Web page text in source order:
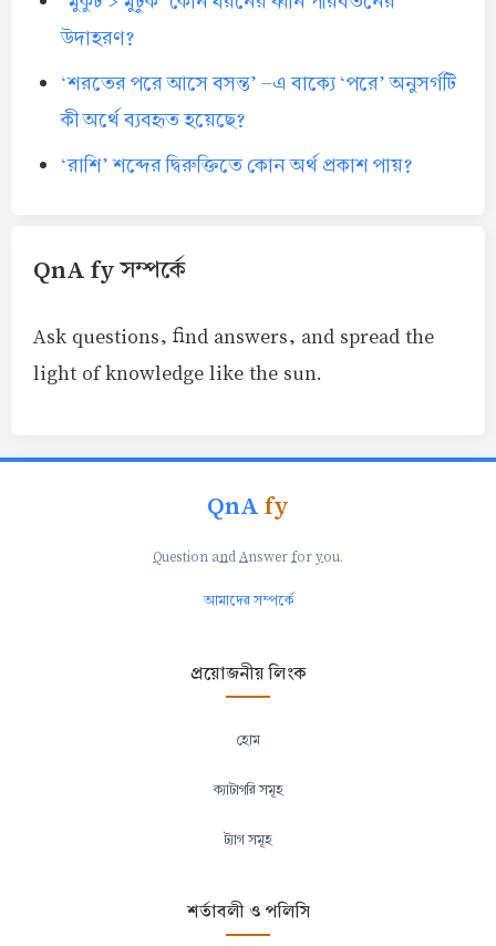
উদাহরণ?
‘শরতের পরে আসে বসন্ত’ -এ বাক্যে ‘পরে’ অনুসর্গটি
কী অর্থে ব্যবহৃত হয়েছে?
‘রাশি’ শব্দের দ্বিরুক্তিতে কোন অর্থ প্রকাশ পায়?
QnA fy সম্পর্কে
Ask questions, find answers, and spread the
light of knowledge like the sun.
QnAfy
Question andAnswer foryou.
আমাদের সম্পর্কে
প্রয়োজনীয় লিংক
হোম
ক্যাটাগরি সমূহ
ট্যাগ সমূহ
শর্তাবলী ও পলিসি